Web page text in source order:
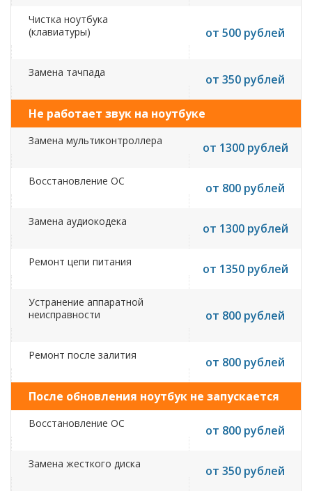
Чистка ноутбука
(клавиатуры)
от 500 рублей
Замена тачпада от 350 рублей
Не работает звук на ноутбуке
Замена мультиконтроллера от 1300 рублей
Восстановление ОС от 800 рублей
Замена аудиокодека от 1300 рублей
Ремонт цепи питания от 1350 рублей
Устранение аппаратной
неисправности
от 800 рублей
Ремонт после залития от 800 рублей
После обновления ноутбук не запускается
Восстановление ОС от 800 рублей
Замена жесткого диска от 350 рублей